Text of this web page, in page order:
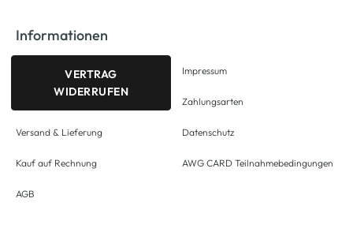
Informationen
VERTRAG
WIDERRUFEN
Versand & Lieferung
Kauf auf Rechnung
AGB
Impressum
Zahlungsarten
Datenschutz
AWG CARD Teilnahmebedingungen